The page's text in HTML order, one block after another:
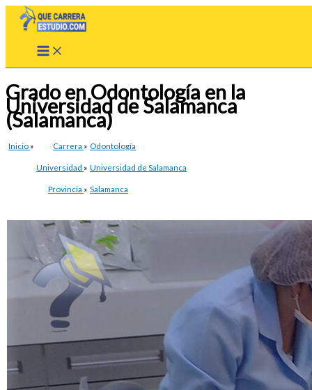
Grado en Odontología en la
Universidad de Salamanca
(Salamanca)
Inicio » Carrera » Odontología
Universidad » Universidad de Salamanca
Provincia » Salamanca